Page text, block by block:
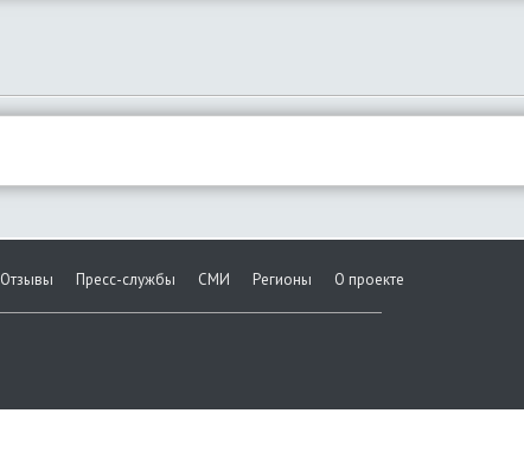
Отзывы Пресс-службы СМИ Регионы О проекте